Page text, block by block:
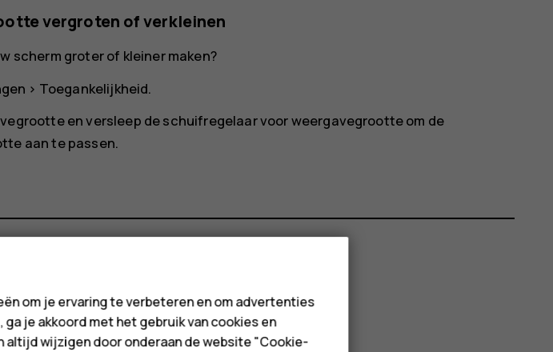
vergroten of verkleinen
scherm groter of kleiner maken?
> Toegankelijkheid.
en versleep de schuifregelaar voor weergavegrootte om de
aan te passen.
om je ervaring te verbeteren en om advertenties
je akkoord met het gebruik van cookies en
wijzigen door onderaan de website "Cookie-